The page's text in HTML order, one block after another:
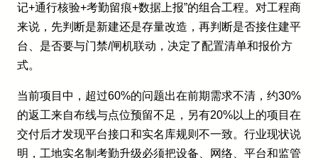
记+通行核验+考勤留痕+数据上报”的组合工程。对工程商
来说，先判断是新建还是存量改造，再判断是否接住建平
台、是否要与门禁/闸机联动，决定了配置清单和报价方
式。
当前项目中，超过60%的问题出在前期需求不清，约30%
的返工来自布线与点位预留不足，另有20%以上的项目在
交付后才发现平台接口和实名库规则不一致。行业现状说
明，工地实名制考勤升级必须把设备、网络、平台和监管